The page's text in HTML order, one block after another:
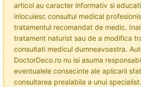
articol au caracter informativ si
inlocuiesc consultul medical
tratamentul recomandat de medic.
tratament naturist sau de a modifica
consultati medicul dumneavoastra.
DoctorDeco.ro nu isi asuma
eventualele consecinte ale aplicarii
consultarea prealabila a unui specialist.